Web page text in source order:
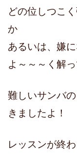
どの位しつこ
か
あるいは、嫌
よ～～～く解っ
難しいサンバ
きましたよ！
レッスンが終